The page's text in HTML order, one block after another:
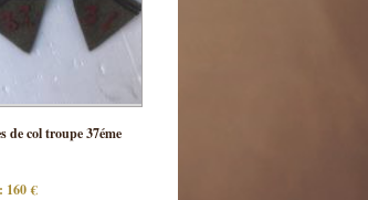
Consulter
cette pièce
de col troupe 37éme
160 €